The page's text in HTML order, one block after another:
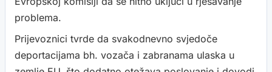
problema.
Prijevoznici tvrde da svakodnevno svjedoče
deportacijama bh. vozača i zabranama ulaska u